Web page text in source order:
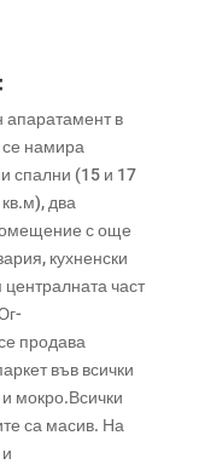
апаратамент в
намира
спални (15 и 17
два
с още
кухненски
част
продава
във всички
мокро.Всички
са масив. На